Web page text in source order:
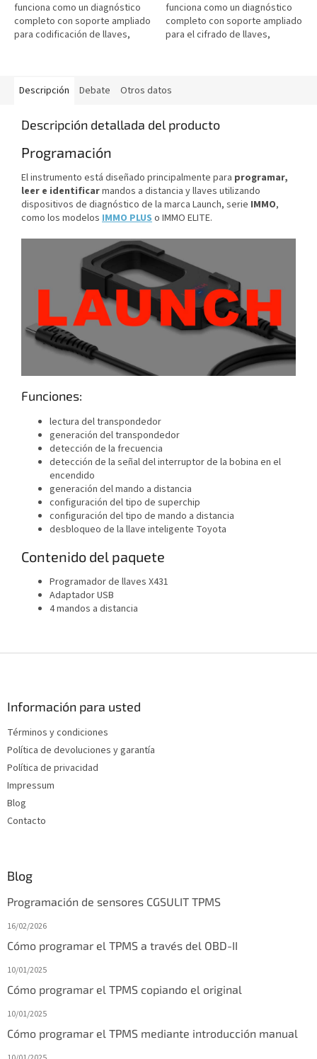
funciona como un diagnóstico
completo con soporte ampliado
para codificación de llaves,
funciona como un diagnóstico
completo con soporte ampliado
para el cifrado de llaves,
Descripción
Debate Otros datos
Descripción detallada del producto
Programación
El instrumento está diseñado principalmente para programar,
leer e identificarmandos a distancia y llaves utilizando
dispositivos de diagnóstico de la marca Launch, serie IMMO,
como los modelos IMMO PLUSo IMMO ELITE.
Funciones:
lectura del transpondedor
generación del transpondedor
detección de la frecuencia
detección de la señal del interruptor de la bobina en el
encendido
generación del mando a distancia
configuración del tipo de superchip
configuración del tipo de mando a distancia
desbloqueo de la llave inteligente Toyota
Contenido del paquete
Programador de llaves X431
Adaptador USB
4 mandos a distancia
n
Información para usted
Términos y condiciones
Política de devoluciones y garantía
Política de privacidad
Impressum
Blog
Contacto
Blog
Programación de sensores CGSULIT TPMS
16/02/2026
Cómo programar el TPMS a través del OBD-II
10/01/2025
Cómo programar el TPMS copiando el original
10/01/2025
Cómo programar el TPMS mediante introducción manual